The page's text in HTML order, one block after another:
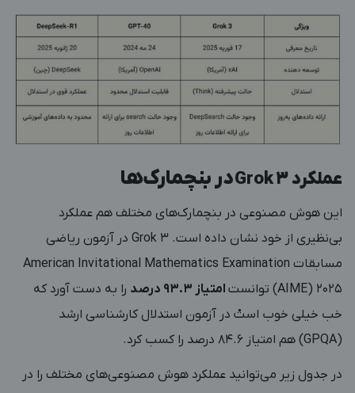
عملکرد Grok 3 در بنچمارک‌ها
این هوش مصنوعی در بنچمارک‌های مختلف هم عملکرد
بی‌نظیری از خود نشان داده است. Grok 3 در آزمون ریاضی
مسابقات American Invitational Mathematics Examination
(AIME) 2025 توانست
امتیاز 93.3 درصد
را به دست آورد که
خب خیلی خوب استْ در آزمون استدلال کارشناسی ارشد
(GPQA) هم امتیاز 84.6 درصد را کسب کرد.
در جدول زیر می‌توانید عملکرد هوش مصنوعی‌های مختلف را در